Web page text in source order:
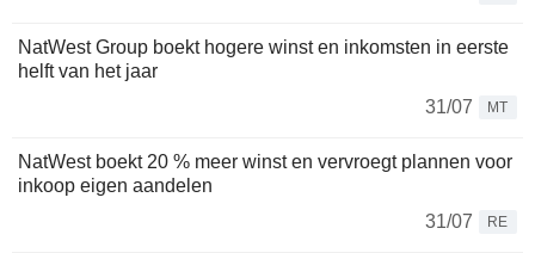
NatWest Group boekt hogere winst en inkomsten in eerste
helft van het jaar
31/07
MT
NatWest boekt 20 % meer winst en vervroegt plannen voor
inkoop eigen aandelen
31/07
RE